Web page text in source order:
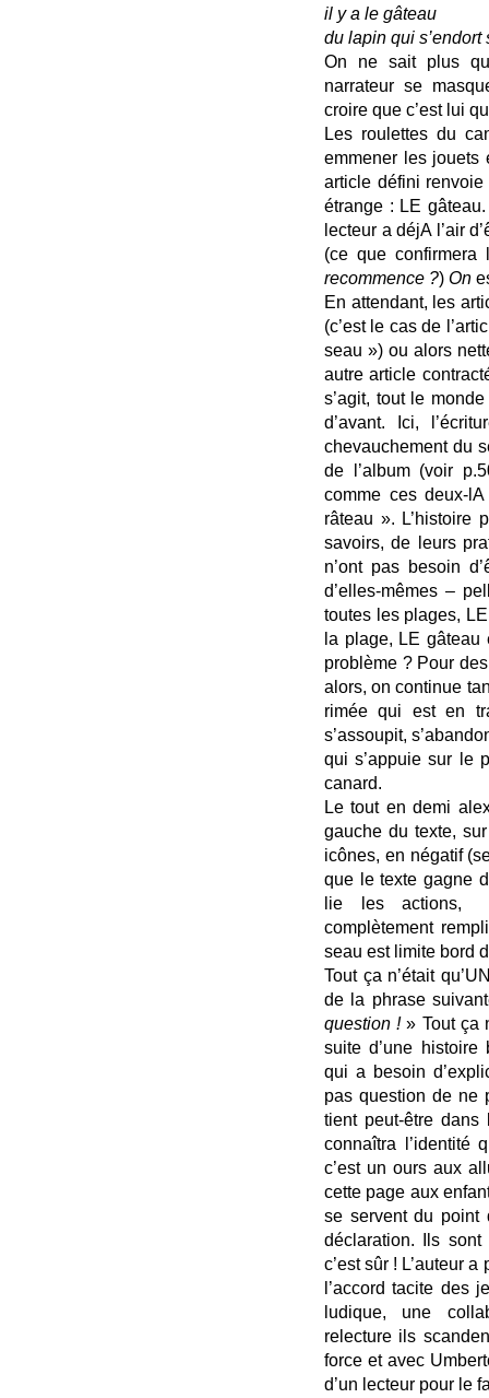
il y a le gâteau
du lapin qui
On ne sait plus
narrateur se
croire que c’est lui
Les roulettes du
emmener les jouets
article défini
étrange : LE
lecteur a déjA l’air
(ce que
recommence ?) On
En attendant, les
(c’est le cas de
seau ») ou alors
autre article
s’agit, tout le
d’avant. Ici,
chevauchement du
de l’album (voir
comme ces deux-
râteau ». L’histoire
savoirs, de leurs
n’ont pas besoin
d’elles-mêmes –
toutes les plages,
la plage, LE gâteau
problème ? Pour
alors, on continue
rimée qui est en
s’assoupit,
qui s’appuie sur le
canard.
Le tout en demi
gauche du texte,
icônes, en négatif
que le texte gagne
lie les actions,
complètement
seau est limite bord
Tout ça n’était
de la phrase
question !» Tout ça
suite d’une histoire
qui a besoin
pas question de ne
tient peut-être
connaîtra l’identité
c’est un ours aux
cette page aux
se servent du point
déclaration. Ils
c’est sûr ! L’auteur
l’accord tacite des
ludique, une
relecture ils
force et avec
d’un lecteur pour le